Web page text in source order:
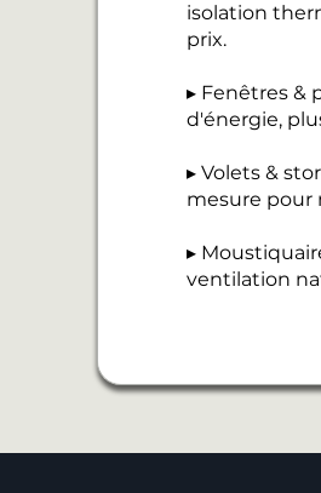
isolation
prix.
▸ Fenêtres &
d'énergie,
▸ Volets &
mesure pour
▸
ventilation